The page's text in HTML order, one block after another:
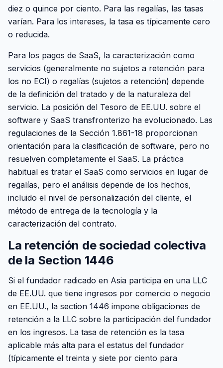
diez o quince por ciento. Para las regalías, las tasas
varían. Para los intereses, la tasa es típicamente cero
o reducida.
Para los pagos de SaaS, la caracterización como
servicios (generalmente no sujetos a retención para
los no ECI) o regalías (sujetos a retención) depende
de la definición del tratado y de la naturaleza del
servicio. La posición del Tesoro de EE.UU. sobre el
software y SaaS transfronterizo ha evolucionado. Las
regulaciones de la Sección 1.861-18 proporcionan
orientación para la clasificación de software, pero no
resuelven completamente el SaaS. La práctica
habitual es tratar el SaaS como servicios en lugar de
regalías, pero el análisis depende de los hechos,
incluido el nivel de personalización del cliente, el
método de entrega de la tecnología y la
caracterización del contrato.
La retención de sociedad colectiva
de la Section 1446
Si el fundador radicado en Asia participa en una LLC
de EE.UU. que tiene ingresos por comercio o negocio
en EE.UU., la section 1446 impone obligaciones de
retención a la LLC sobre la participación del fundador
en los ingresos. La tasa de retención es la tasa
aplicable más alta para el estatus del fundador
(típicamente el treinta y siete por ciento para